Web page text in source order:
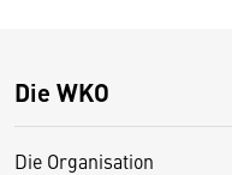
Die WKO
Die Organisation